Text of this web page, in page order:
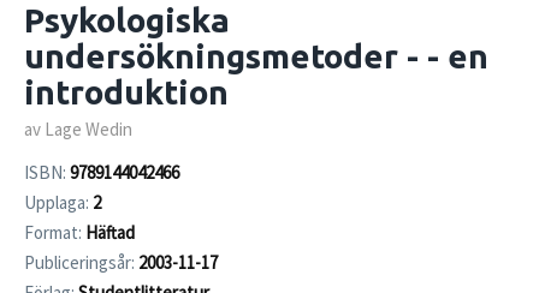
Psykologiska
undersökningsmetoder - - en
introduktion
av Lage Wedin
ISBN: 9789144042466
Upplaga: 2
Format: Häftad
Publiceringsår: 2003-11-17